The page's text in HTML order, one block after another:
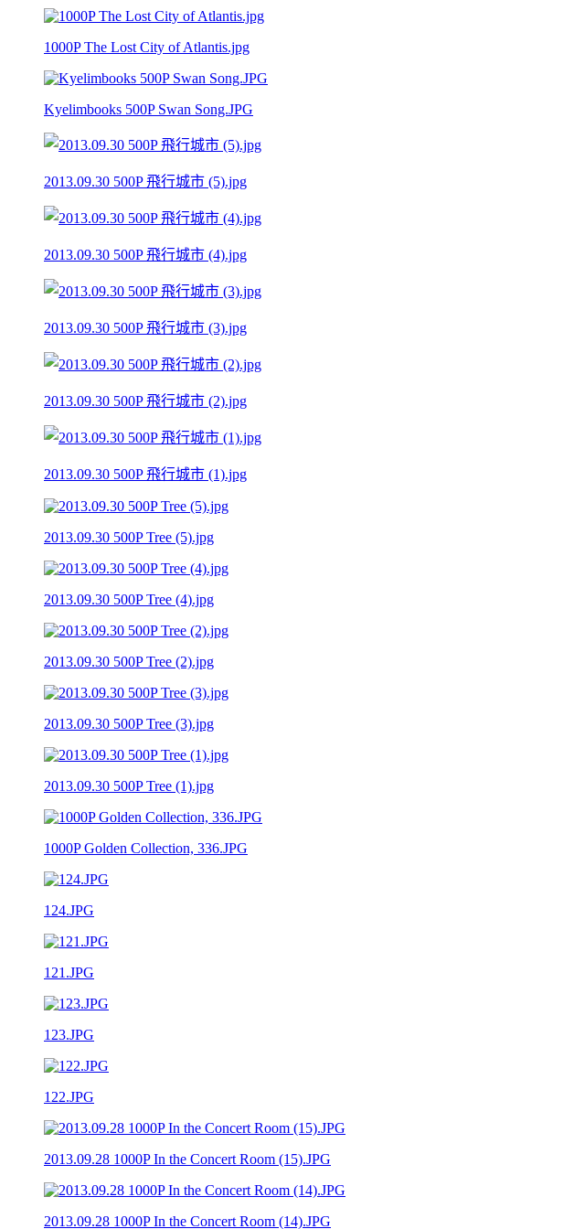
1000P The Lost City of Atlantis.jpg
Kyelimbooks 500P Swan Song.JPG
2013.09.30 500P 飛行城市 (5).jpg
2013.09.30 500P 飛行城市 (4).jpg
2013.09.30 500P 飛行城市 (3).jpg
2013.09.30 500P 飛行城市 (2).jpg
2013.09.30 500P 飛行城市 (1).jpg
2013.09.30 500P Tree (5).jpg
2013.09.30 500P Tree (4).jpg
2013.09.30 500P Tree (2).jpg
2013.09.30 500P Tree (3).jpg
2013.09.30 500P Tree (1).jpg
1000P Golden Collection, 336.JPG
124.JPG
121.JPG
123.JPG
122.JPG
2013.09.28 1000P In the Concert Room (15).JPG
2013.09.28 1000P In the Concert Room (14).JPG